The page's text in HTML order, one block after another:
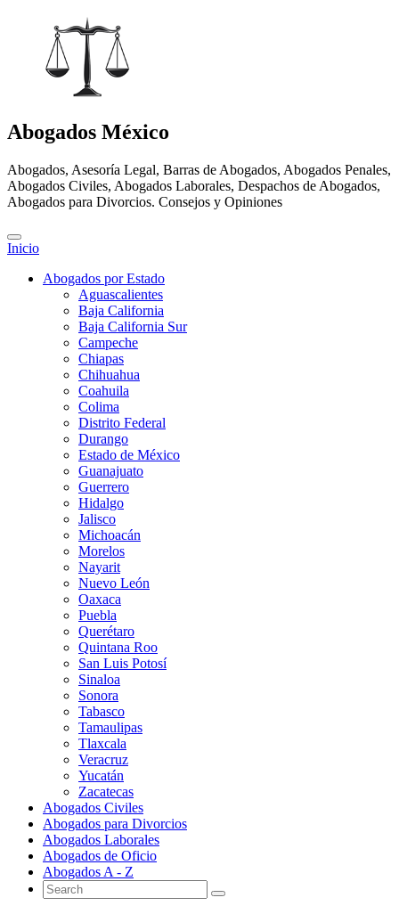
Abogados México
Abogados, Asesoría Legal, Barras de Abogados, Abogados Penales,
Abogados Civiles, Abogados Laborales, Despachos de Abogados,
Abogados para Divorcios. Consejos y Opiniones
Inicio
Abogados por Estado
Aguascalientes
Baja California
Baja California Sur
Campeche
Chiapas
Chihuahua
Coahuila
Colima
Distrito Federal
Durango
Estado de México
Guanajuato
Guerrero
Hidalgo
Jalisco
Michoacán
Morelos
Nayarit
Nuevo León
Oaxaca
Puebla
Querétaro
Quintana Roo
San Luis Potosí
Sinaloa
Sonora
Tabasco
Tamaulipas
Tlaxcala
Veracruz
Yucatán
Zacatecas
Abogados Civiles
Abogados para Divorcios
Abogados Laborales
Abogados de Oficio
Abogados A - Z